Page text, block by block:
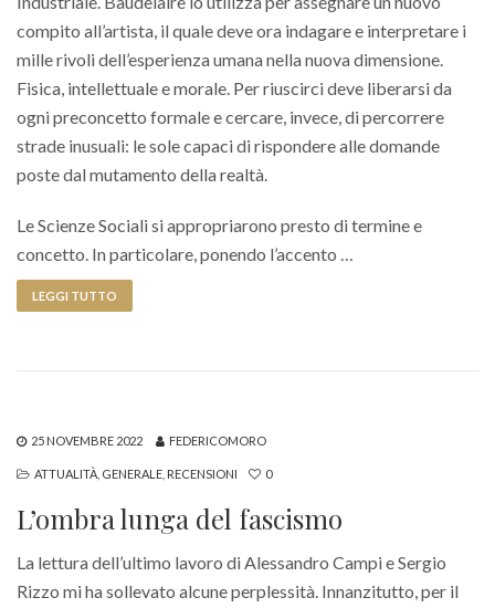
compito all’artista, il quale deve ora indagare e interpretare i
mille rivoli dell’esperienza umana nella nuova dimensione.
Fisica, intellettuale e morale. Per riuscirci deve liberarsi da
ogni preconcetto formale e cercare, invece, di percorrere
strade inusuali: le sole capaci di rispondere alle domande
poste dal mutamento della realtà.
Le Scienze Sociali si appropriarono presto di termine e
concetto. In particolare, ponendo l’accento …
LEGGI TUTTO
25 NOVEMBRE 2022 FEDERICOMORO
ATTUALITÀ GENERALE RECENSIONI 0
L’ombra lunga del fascismo
La lettura dell’ultimo lavoro di Alessandro Campi e Sergio
Rizzo mi ha sollevato alcune perplessità. Innanzitutto, per il